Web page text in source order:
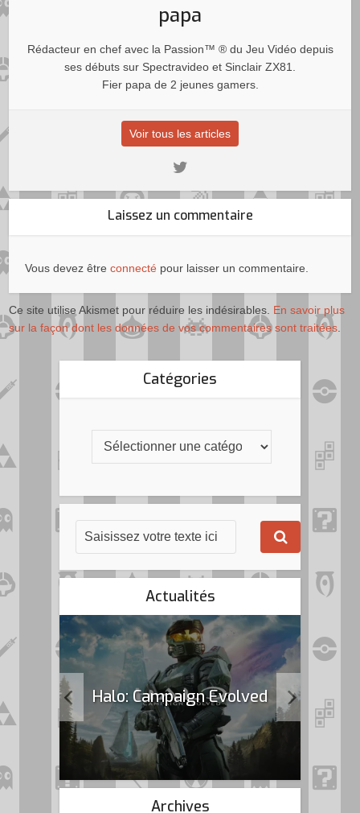
papa
Rédacteur en chef avec la Passion™ ® du Jeu Vidéo depuis
ses débuts sur Spectravideo et Sinclair ZX81.
Fier papa de 2 jeunes gamers.
Voir tous les articles
Laissez un commentaire
Vous devez êtreconnecté pour laisser un commentaire.
Ce site utilise Akismet pour réduire les indésirables. En savoir plus
sur la façon dont les données de vos commentaires sont traitées
Catégories
Actualités
Halo: Campaign Evolved
Archives